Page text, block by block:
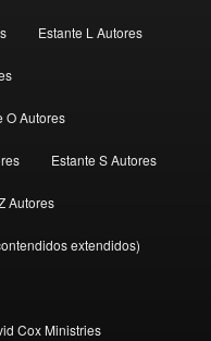
Estante L Autores
O Autores
Estante S Autores
Autores
extendidos)
Cox Ministries